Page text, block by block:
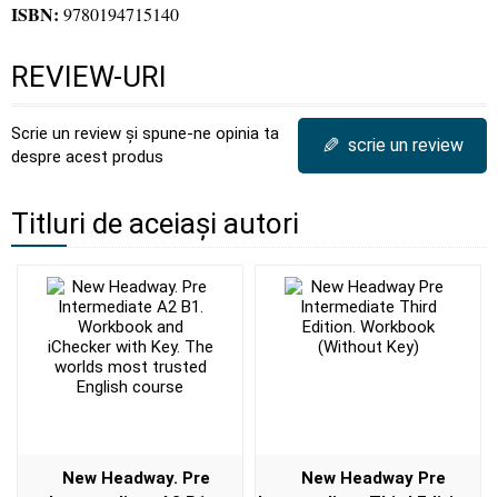
ISBN: 9780194715140
REVIEW-URI
Scrie un review și spune-ne opinia ta
despre acest produs
✎ scrie un review
Titluri de aceiași autori
New Headway. Pre
New Headway Pre